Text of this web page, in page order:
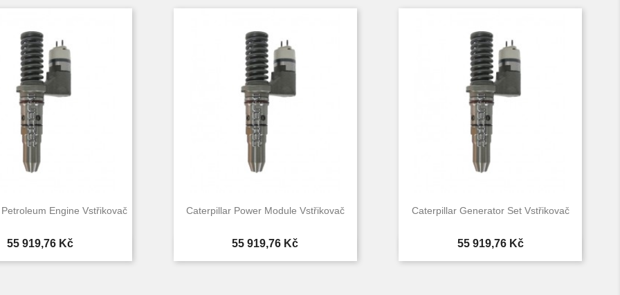
Engine Vstřikovač
Cena
55 919,76 Kč
 Rychlý náhled
Caterpillar Power Module Vstřikovač
Cena
55 919,76 Kč
 Rychlý náhled
Caterpillar Generator Set Vstřikovač
Cena
55 919,76 Kč
 Rychlý náhled